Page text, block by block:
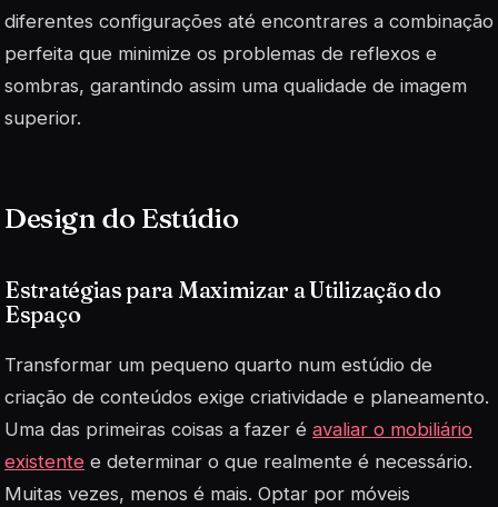
diferentes configurações até encontrares a combinação
perfeita que minimize os problemas de reflexos e
sombras, garantindo assim uma qualidade de imagem
superior.
Design do Estúdio
Estratégias para Maximizar a Utilização do
Espaço
Transformar um pequeno quarto num estúdio de
criação de conteúdos exige criatividade e planeamento.
Uma das primeiras coisas a fazer é avaliar o mobiliário
existente e determinar o que realmente é necessário.
Muitas vezes, menos é mais. Optar por móveis